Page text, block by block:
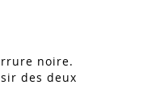
noire.
des deux